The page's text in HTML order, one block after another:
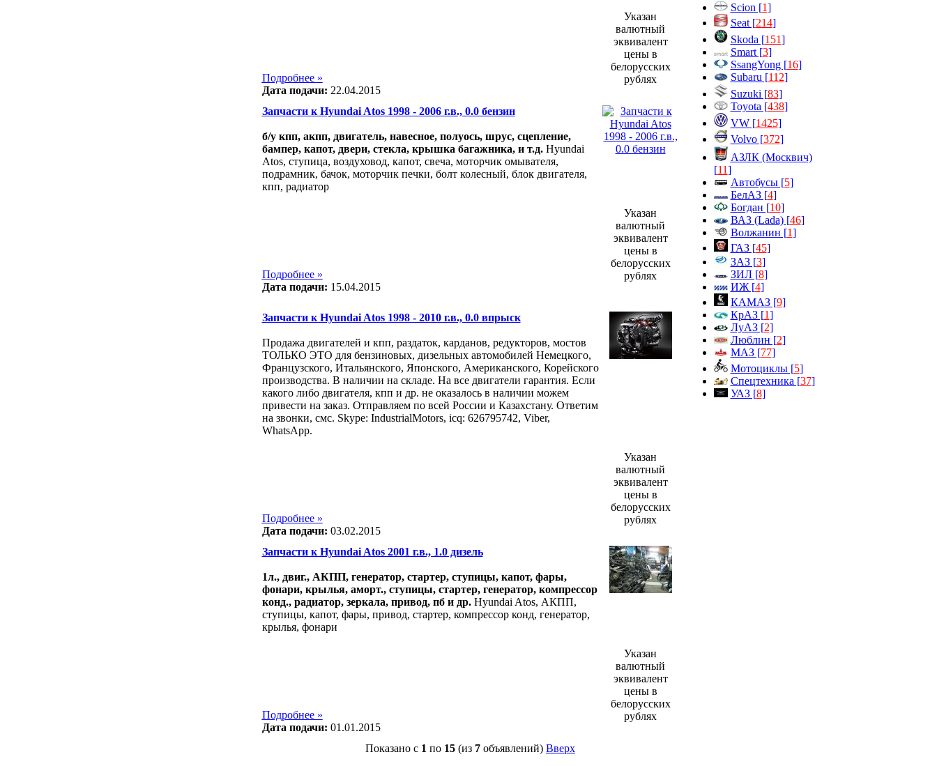
Подробнее »
Дата подачи: 22.04.2015
Указан
валютный
эквивалент
цены в
белорусских
рублях
Запчасти к Hyundai Atos 1998 - 2006 г.в., 0.0 бензин
б/у кпп, акпп, двигатель, навесное, полуось, шрус, сцепление,
бампер, капот, двери, стекла, крышка багажника, и т.д.Hyundai
Atos, ступица, воздуховод, капот, свеча, моторчик омывателя,
подрамник, бачок, моторчик печки, болт колесный, блок двигателя,
кпп, радиатор
Подробнее »
Дата подачи: 15.04.2015
Указан
валютный
эквивалент
цены в
белорусских
рублях
Запчасти к Hyundai Atos 1998 - 2010 г.в., 0.0 впрыск
Продажа двигателей и кпп, раздаток, карданов, редукторов, мостов
ТОЛЬКО ЭТО для бензиновых, дизельных автомобилей Немецкого,
Французcкого, Итальянского, Японского, Американского, Корейского
производства. В наличии на складе. На все двигатели гарантия. Если
какого либо двигателя, кпп и др. не оказалось в наличии можем
привести на заказ. Отправляем по всей России и Казахстану. Ответим
на звонки, смс. Skype: IndustrialMotors, icq: 626795742, Viber,
WhatsApp.
Подробнее »
Дата подачи: 03.02.2015
Указан
валютный
эквивалент
цены в
белорусских
рублях
Запчасти к Hyundai Atos 2001 г.в., 1.0 дизель
1л., двиг., АКПП, генератор, стартер, ступицы, капот, фары,
фонари, крылья, аморт., ступицы, стартер, генератор, компрессор
конд., радиатор, зеркала, привод, пб и др.Hyundai Atos, АКПП,
ступицы, капот, фары, привод, стартер, компрессор конд, генератор,
крылья, фонари
Подробнее »
Дата подачи: 01.01.2015
Указан
валютный
эквивалент
цены в
белорусских
рублях
Показано с 1 по 15 (из 7 объявлений) Вверх
Scion [1]
Seat [214]
Skoda [151]
Smart [3]
SsangYong [16]
Subaru [112]
Suzuki [83]
Toyota [438]
VW [1425]
Volvo [372]
АЗЛК (Москвич)
[11]
Автобусы [5]
БелАЗ [4]
Богдан [10]
ВАЗ (Lada) [46]
Волжанин [1]
ГАЗ [45]
ЗАЗ [3]
ЗИЛ [8]
ИЖ [4]
КАМАЗ [9]
КрАЗ [1]
ЛуАЗ [2]
Люблин [2]
МАЗ [77]
Мотоциклы [5]
Спецтехника [37]
УАЗ [8]